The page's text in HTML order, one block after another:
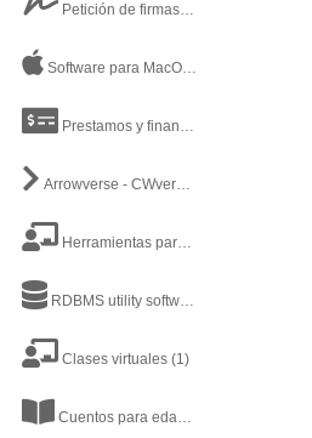
Petición de firmas(1)
Software para MacOSX
Prestamos y financiamiento
Arrowverse - CWverse
Herramientas para profesores
RDBMS utility software
Clases virtuales (1)
Cuentos para edad preescolar